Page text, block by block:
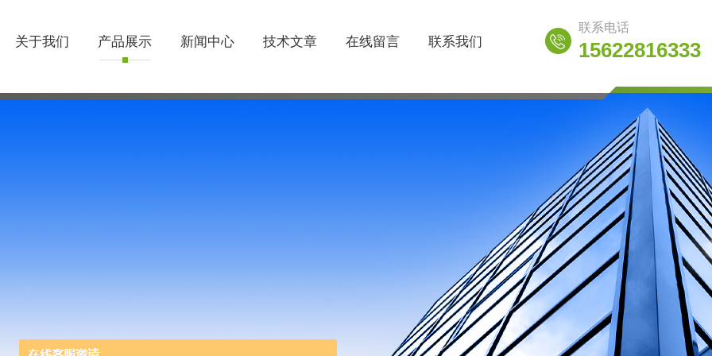
关于我们 产品展示 新闻中心 技术文章 在线留言 联系我们
联系电话
15622816333